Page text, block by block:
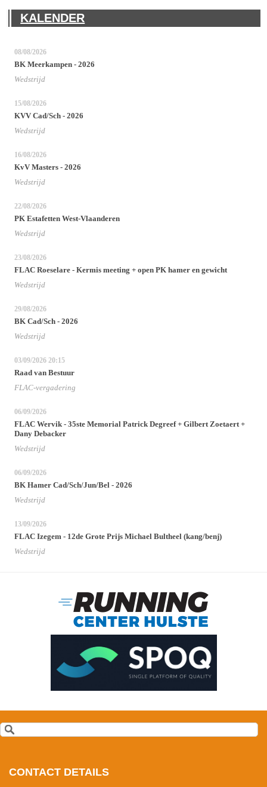
KALENDER
08/08/2026
BK Meerkampen - 2026
Wedstrijd
15/08/2026
KVV Cad/Sch - 2026
Wedstrijd
16/08/2026
KvV Masters - 2026
Wedstrijd
22/08/2026
PK Estafetten West-Vlaanderen
Wedstrijd
23/08/2026
FLAC Roeselare - Kermis meeting + open PK hamer en gewicht
Wedstrijd
29/08/2026
BK Cad/Sch - 2026
Wedstrijd
03/09/2026 20:15
Raad van Bestuur
FLAC-vergadering
06/09/2026
FLAC Wervik - 35ste Memorial Patrick Degreef + Gilbert Zoetaert +
Dany Debacker
Wedstrijd
06/09/2026
BK Hamer Cad/Sch/Jun/Bel - 2026
Wedstrijd
13/09/2026
FLAC Izegem - 12de Grote Prijs Michael Bultheel (kang/benj)
Wedstrijd
CONTACT DETAILS